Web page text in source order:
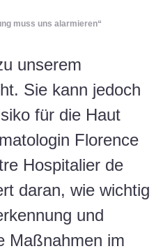
muss uns alarmieren“
unserem
Sie kann jedoch
für die Haut
Florence
Hospitalier de
daran, wie wichtig
und
Maßnahmen im